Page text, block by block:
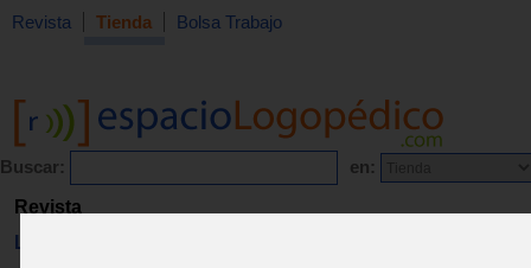
Revista Tienda Bolsa Trabajo
Buscar: en:
Revista
Libros